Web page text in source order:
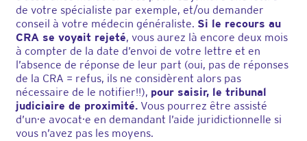
de votre spécialiste par exemple, et/ou demander
conseil à votre médecin généraliste. Si le recours au
CRA se voyait rejeté, vous aurez là encore deux mois
à compter de la date d’envoi de votre lettre et en
l’absence de réponse de leur part (oui, pas de réponses
de la CRA = refus, ils ne considèrent alors pas
nécessaire de le notifier!!), pour saisir, le tribunal
judiciaire de proximité. Vous pourrez être assisté
d’un·e avocat·e en demandant l’aide juridictionnelle si
vous n’avez pas les moyens.